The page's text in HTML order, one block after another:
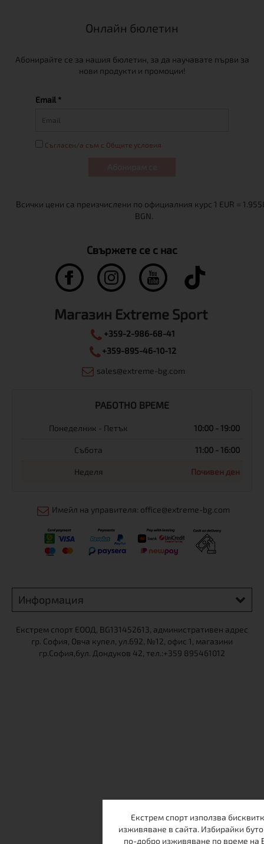
Онлайн бюлетин
Абонирайте се за нашия бюлетин, за да научавате първи за
нови продукти и промоции!
Email *
Съгласен/а съм с Общите условия
Свържете се с нас
Магазин Extreme Sport
+359-2-986-68-41
+359-895-46-10-12
sales@extreme-bg.com
РАБОТНО ВРЕМЕ
Понеделник - Петък 10:00 - 19:00
Събота 11:00 - 16:00
Неделя Почивен ден
Имейл на управителя: office@extreme-bg.com
Информация
Екстрем спорт ЕООД, BG131452613, административен адрес
гр. София, Овча купел, ул.692, №12, офис 1, магазини
гр.София,бул. Дондуков 42, тел.:+359 895461012
Екстрем спорт използва
изживяване в сайта. Избирайки
по-добро изживяване по време на